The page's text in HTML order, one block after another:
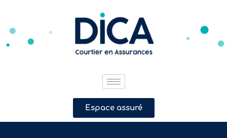
Espace assuré